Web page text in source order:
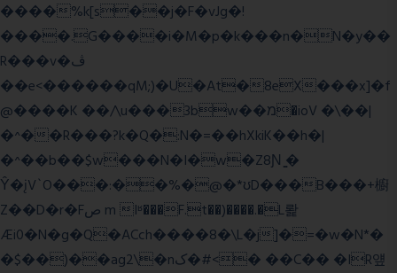
����%k[s��j�F�vJg�!
����.G����i�M�p�k���n�N�y��
R���v�ڤ
��e<������qM;)�U�At�8eX���x]�f
@����K ��/\u���3bw��מ�ioV �\��|
�^��R���?k�Q�:N�=��hXkiK��h�|
�^��b��$w���N�I�w�Z8Ɲ ͚�
Ŷ�įV`O���:��%�@�*ʊD���B���+櫥
Z��D�r�Fص m Iʶ���F.t��)����.�L뢅
Æi0�N�g�Q�ACch����8�\L�j]�=�w�N*�
�$��)��ag2\�nک�#<� ��C�� �IR얲